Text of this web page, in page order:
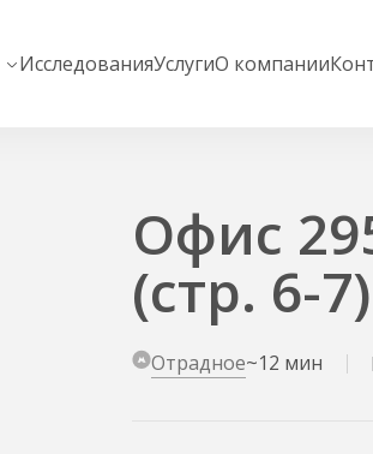
ИсследованияУслугиО компании
Офис
(стр. 6-7)
Отрадное~12 мин